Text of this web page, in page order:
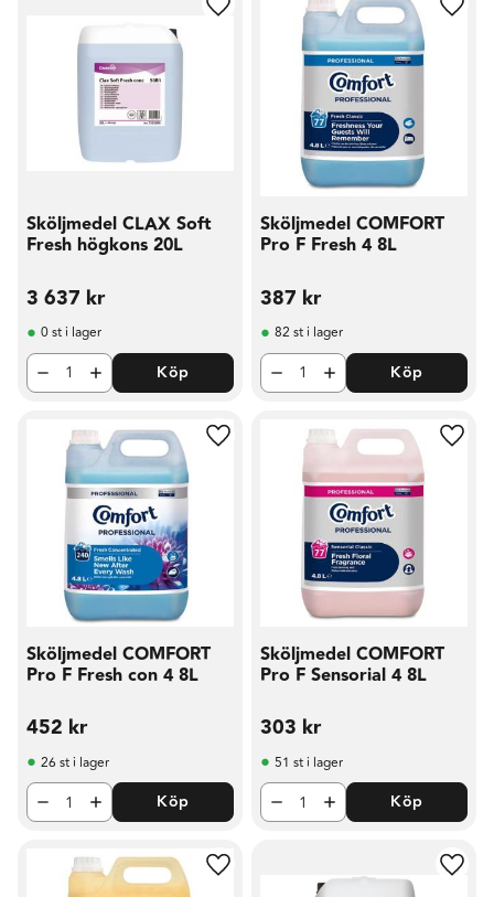
Sköljmedel CLAX Soft
Fresh högkons 20L
3 637 kr
Lägg till i favoriter
0 st i lager
Köp
Sköljmedel COMFORT
Pro F Fresh 4 8L
387 kr
82 st i lager
Köp
Sköljmedel COMFORT
Pro F Fresh con 4 8L
452 kr
Lägg till i favoriter
26 st i lager
Köp
Sköljmedel COMFORT
Pro F Sensorial 4 8L
303 kr
51 st i lager
Köp
Lägg till i favoriter